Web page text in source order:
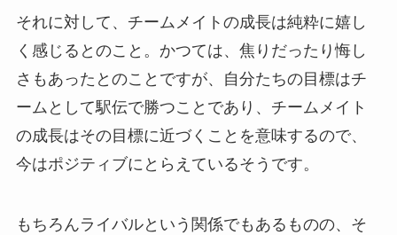
それに対して、チームメイトの成長は純粋に嬉し
く感じるとのこと。かつては、焦りだったり悔し
さもあったとのことですが、自分たちの目標はチ
ームとして駅伝で勝つことであり、チームメイト
の成長はその目標に近づくことを意味するので、
今はポジティブにとらえているそうです。
もちろんライバルという関係でもあるものの、そ